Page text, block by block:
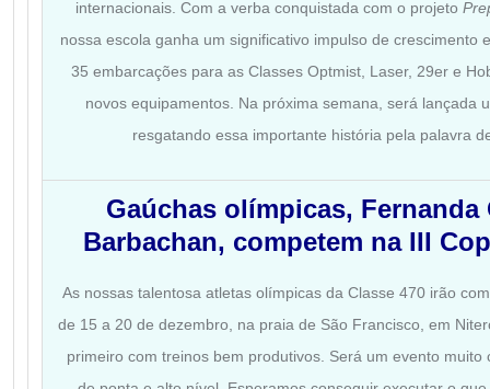
internacionais. Com a verba conquistada com o projeto
nossa escola ganha um significativo impulso de crescimento
35 embarcações para as Classes Optmist, Laser, 29er e
novos equipamentos. Na próxima semana, será lançada
resgatando essa importante história pela palavra
Gaúchas olímpicas, Fernanda
Barbachan, competem na III
As nossas talentosa atletas olímpicas da Classe 470 irão
de 15 a 20 de dezembro, na praia de São Francisco, em
primeiro com treinos bem produtivos. Será um evento muito